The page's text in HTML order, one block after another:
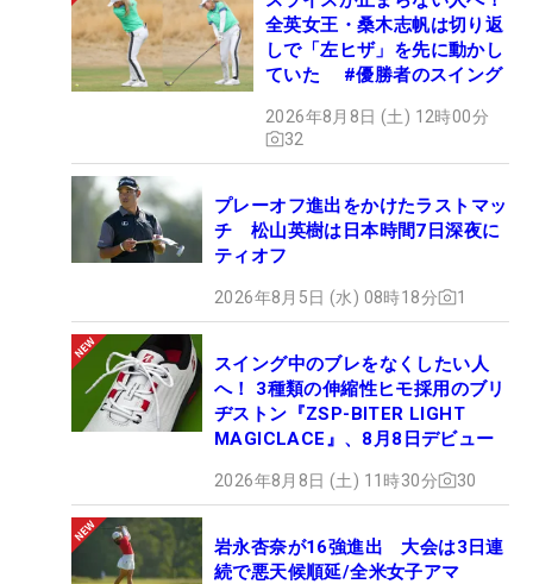
全英女王・桑木志帆は切り返
しで「左ヒザ」を先に動かし
ていた #優勝者のスイング
2026年8月8日 (土) 12時00分
32
プレーオフ進出をかけたラストマッ
チ 松山英樹は日本時間7日深夜に
ティオフ
2026年8月5日 (水) 08時18分 1
スイング中のブレをなくしたい人
へ！ 3種類の伸縮性ヒモ採用のブリ
ヂストン『ZSP-BITER LIGHT
MAGICLACE』、8月8日デビュー
2026年8月8日 (土) 11時30分 30
岩永杏奈が16強進出 大会は3日連
続で悪天候順延/全米女子アマ